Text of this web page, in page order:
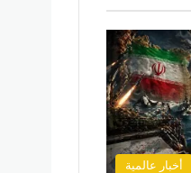
أخبار عالمية